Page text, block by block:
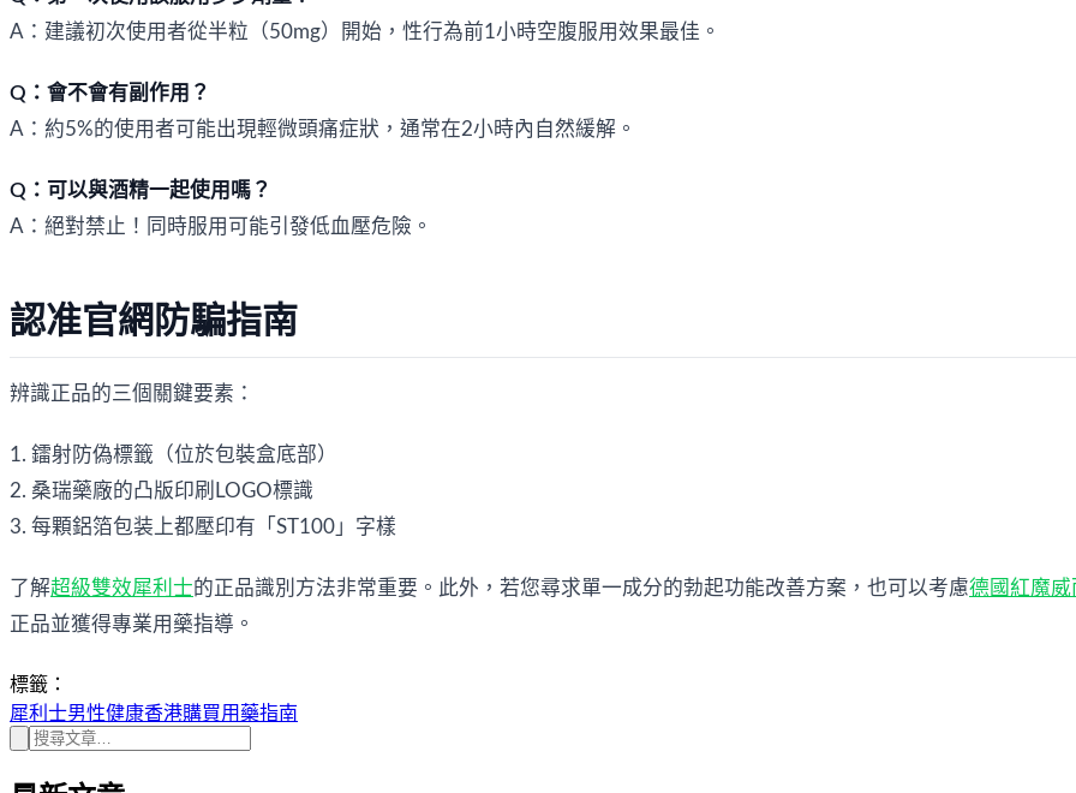
A：建議初次使用者從半粒（50mg）開始，性行為前1小時空腹服用效果最佳。
Q：會不會有副作用？
A：約5%的使用者可能出現輕微頭痛症狀，通常在2小時內自然緩解。
Q：可以與酒精一起使用嗎？
A：絕對禁止！同時服用可能引發低血壓危險。
認准官網防騙指南
辨識正品的三個關鍵要素：
1. 鐳射防偽標籤（位於包裝盒底部）
2. 桑瑞藥廠的凸版印刷LOGO標識
3. 每顆鋁箔包装上都壓印有「ST100」字樣
了解超級雙效犀利士的正品識別方法非常重要。此外，若您尋求單一成分的勃起功能改善方案，也可以考慮德國紅魔威
正品並獲得專業用藥指導。
標籤：
犀利士男性健康香港購買用藥指南